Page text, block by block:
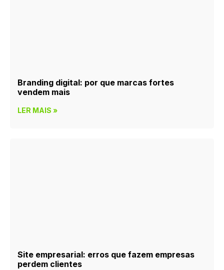
Branding digital: por que marcas fortes
vendem mais
LER MAIS »
Site empresarial: erros que fazem empresas
perdem clientes